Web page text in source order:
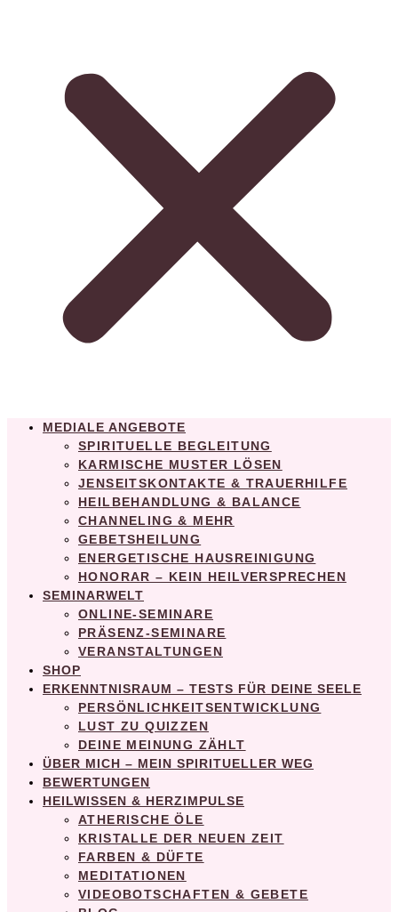
MEDIALE ANGEBOTE
SPIRITUELLE BEGLEITUNG
KARMISCHE MUSTER LÖSEN
JENSEITSKONTAKTE & TRAUERHILFE
HEILBEHANDLUNG & BALANCE
CHANNELING & MEHR
GEBETSHEILUNG
ENERGETISCHE HAUSREINIGUNG
HONORAR – KEIN HEILVERSPRECHEN
SEMINARWELT
ONLINE-SEMINARE
PRÄSENZ-SEMINARE
VERANSTALTUNGEN
SHOP
ERKENNTNISRAUM – TESTS FÜR DEINE SEELE
PERSÖNLICHKEITSENTWICKLUNG
LUST ZU QUIZZEN
DEINE MEINUNG ZÄHLT
ÜBER MICH – MEIN SPIRITUELLER WEG
BEWERTUNGEN
HEILWISSEN & HERZIMPULSE
ATHERISCHE ÖLE
KRISTALLE DER NEUEN ZEIT
FARBEN & DÜFTE
MEDITATIONEN
VIDEOBOTSCHAFTEN & GEBETE